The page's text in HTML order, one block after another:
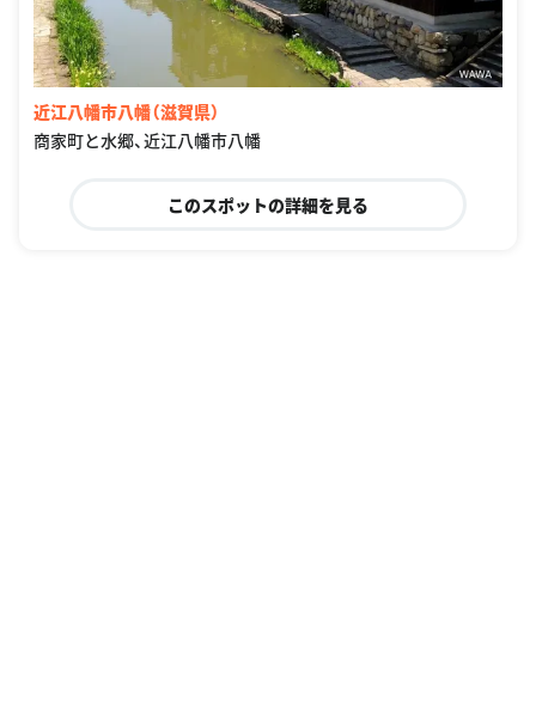
近江八幡市八幡（滋賀県）
商家町と水郷、近江八幡市八幡
このスポットの詳細を見る